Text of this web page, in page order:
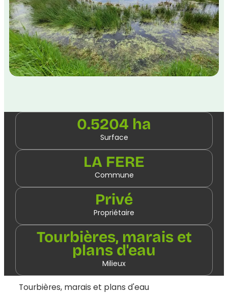
0.5204 ha
Surface
LA FERE
Commune
Privé
Propriétaire
Tourbières, marais et
plans d'eau
Milieux
Tourbières, marais et plans d'eau